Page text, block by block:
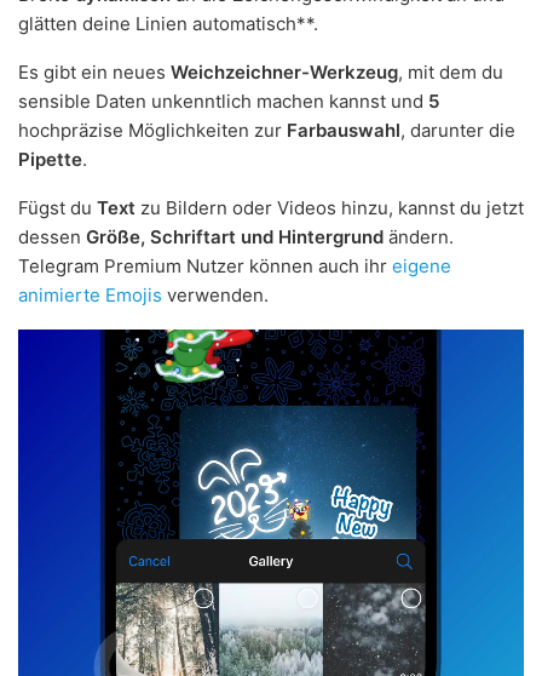
glätten deine Linien automatisch**.
Es gibt ein neues Weichzeichner-Werkzeug, mit dem du
sensible Daten unkenntlich machen kannst und 5
hochpräzise Möglichkeiten zur Farbauswahl, darunter die
Pipette.
Fügst du Text zu Bildern oder Videos hinzu, kannst du jetzt
dessen Größe, Schriftart und Hintergrund ändern.
Telegram Premium Nutzer können auch ihr eigene
animierte Emojis verwenden.